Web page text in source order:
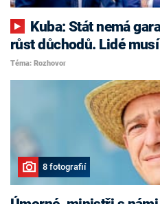
růst důchodů. Lidé
Téma: Rozhovor
8 fotografií